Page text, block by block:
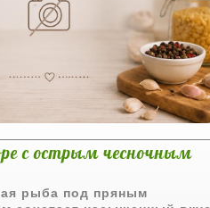
с острым чесночным
рыба под пряным